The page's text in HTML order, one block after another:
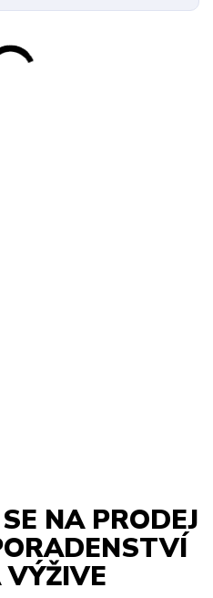
NA PRODEJ